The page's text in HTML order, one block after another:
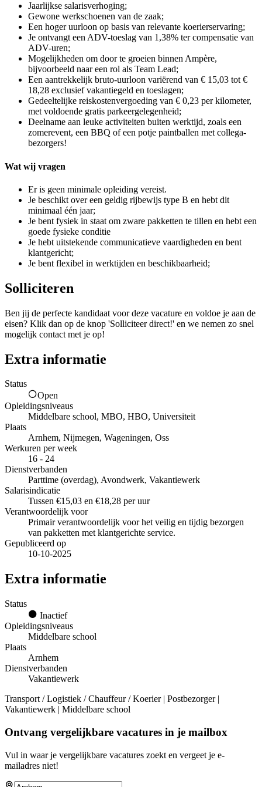
Jaarlijkse salarisverhoging;
Gewone werkschoenen van de zaak;
Een hoger uurloon op basis van relevante koerierservaring;
Je ontvangt een ADV-toeslag van 1,38% ter compensatie van
ADV-uren;
Mogelijkheden om door te groeien binnen Ampère,
bijvoorbeeld naar een rol als Team Lead;
Een aantrekkelijk bruto-uurloon variërend van € 15,03 tot €
18,28 exclusief vakantiegeld en toeslagen;
Gedeeltelijke reiskostenvergoeding van € 0,23 per kilometer,
met voldoende gratis parkeergelegenheid;
Deelname aan leuke activiteiten buiten werktijd, zoals een
zomerevent, een BBQ of een potje paintballen met collega-
bezorgers!
Wat wij vragen
Er is geen minimale opleiding vereist.
Je beschikt over een geldig rijbewijs type B en hebt dit
minimaal één jaar;
Je bent fysiek in staat om zware pakketten te tillen en hebt een
goede fysieke conditie
Je hebt uitstekende communicatieve vaardigheden en bent
klantgericht;
Je bent flexibel in werktijden en beschikbaarheid;
Solliciteren
Ben jij de perfecte kandidaat voor deze vacature en voldoe je aan de
eisen? Klik dan op de knop 'Solliciteer direct!' en we nemen zo snel
mogelijk contact met je op!
Extra informatie
Status
Open
Opleidingsniveaus
Middelbare school, MBO, HBO, Universiteit
Plaats
Arnhem, Nijmegen, Wageningen, Oss
Werkuren per week
16 - 24
Dienstverbanden
Parttime (overdag), Avondwerk, Vakantiewerk
Salarisindicatie
Tussen €15,03 en €18,28 per uur
Verantwoordelijk voor
Primair verantwoordelijk voor het veilig en tijdig bezorgen
van pakketten met klantgerichte service.
Gepubliceerd op
10-10-2025
Extra informatie
Status
Inactief
Opleidingsniveaus
Middelbare school
Plaats
Arnhem
Dienstverbanden
Vakantiewerk
Transport / Logistiek / Chauffeur / Koerier | Postbezorger |
Vakantiewerk | Middelbare school
Ontvang vergelijkbare vacatures in je mailbox
Vul in waar je vergelijkbare vacatures zoekt en vergeet je e-
mailadres niet!